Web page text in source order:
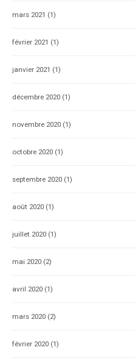
mars 2021 (1)
février 2021 (1)
janvier 2021 (1)
décembre 2020 (1)
novembre 2020 (1)
octobre 2020 (1)
septembre 2020 (1)
août 2020 (1)
juillet 2020 (1)
mai 2020 (2)
avril 2020 (1)
mars 2020 (2)
février 2020 (1)